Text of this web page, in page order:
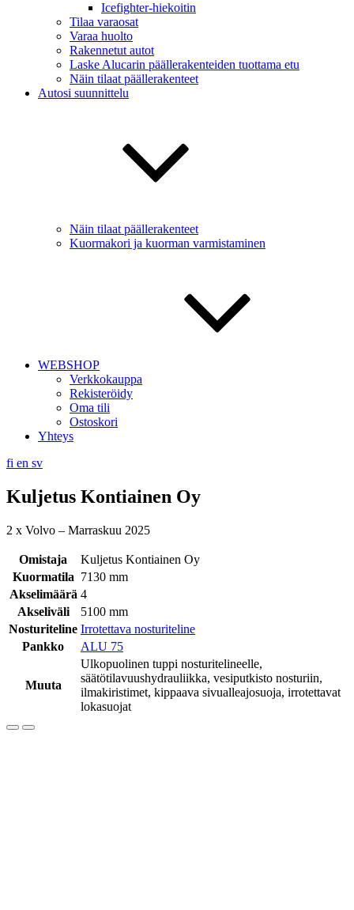
Icefighter-hiekoitin
Tilaa varaosat
Varaa huolto
Rakennetut autot
Laske Alucarin päällerakenteiden tuottama etu
Näin tilaat päällerakenteet
Autosi suunnittelu
Näin tilaat päällerakenteet
Kuormakori ja kuorman varmistaminen
WEBSHOP
Verkkokauppa
Rekisteröidy
Oma tili
Ostoskori
Yhteys
fi en sv
Kuljetus Kontiainen Oy
2 x Volvo – Marraskuu 2025
Omistaja
Kuljetus Kontiainen Oy
Kuormatila 7130 mm
Akselimäärä 4
Akseliväli
5100 mm
Nosturiteline Irrotettava nosturiteline
Pankko
ALU 75
Muuta
Ulkopuolinen tuppi nosturitelineelle,
säätötilavuushydrauliikka, vesiputkisto nosturiin,
ilmakiristimet, kippaava sivualleajosuoja, irrotettavat
lokasuojat